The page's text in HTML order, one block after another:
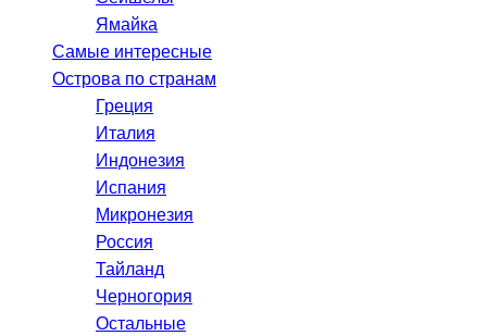
Ямайка
Самые интересные
Острова по странам
Греция
Италия
Индонезия
Испания
Микронезия
Россия
Тайланд
Черногория
Остальные